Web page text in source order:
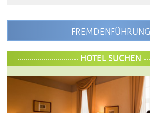
FREMDENFÜHRUNG
HOTEL SUCHEN